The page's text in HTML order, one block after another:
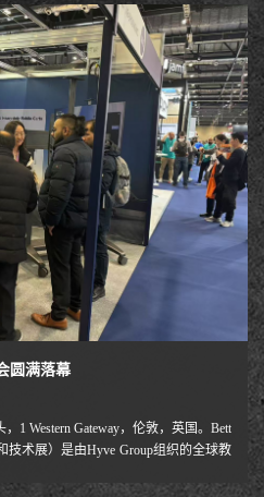
听行业的领先行业协会
圆满落幕
1 Western Gateway，伦敦，英国。Bett
技术展）是由Hyve Group组织的全球教